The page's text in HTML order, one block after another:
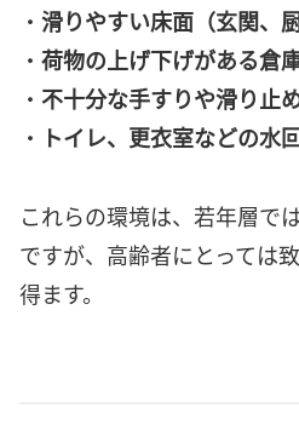
・ 滑りやすい床面（玄関、
・ 荷物の上げ下げがある倉
・ 不十分な手すりや滑り止
・ トイレ、更衣室などの水
これらの環境は、若年層で
ですが、高齢者にとっては
得ます。